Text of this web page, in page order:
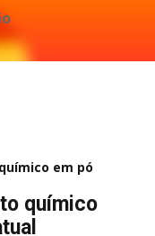
em pó
químico